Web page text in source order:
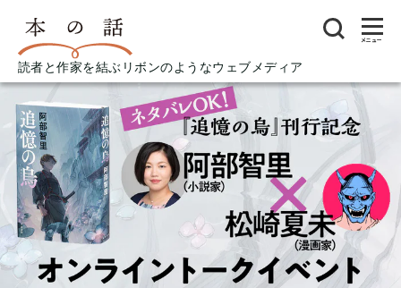
読者と作家を結ぶリボンのようなウェブメディア
メニュー